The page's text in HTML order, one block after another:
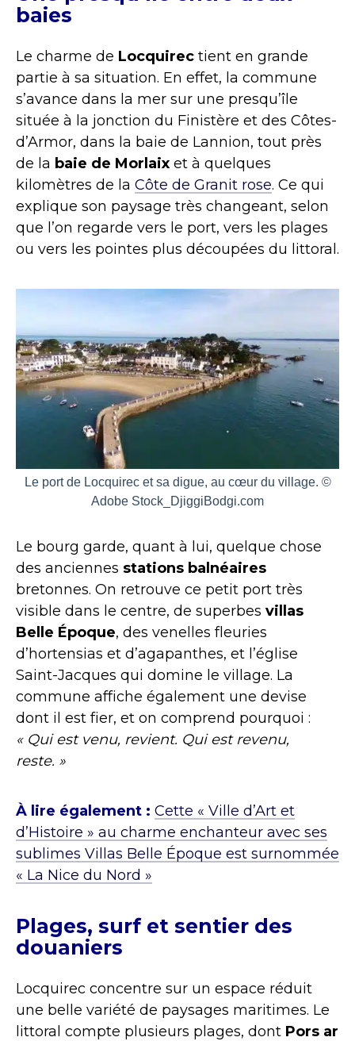
baies
Le charme de Locquirec tient en grande
partie à sa situation. En effet, la commune
s’avance dans la mer sur une presqu’île
située à la jonction du Finistère et des Côtes-
d’Armor, dans la baie de Lannion, tout près
de la baie de Morlaix et à quelques
kilomètres de la Côte de Granit rose. Ce qui
explique son paysage très changeant, selon
que l’on regarde vers le port, vers les plages
ou vers les pointes plus découpées du littoral.
Le port de Locquirec et sa digue, au cœur du village. ©
Adobe Stock_DjiggiBodgi.com
Le bourg garde, quant à lui, quelque chose
des anciennes stations balnéaires
bretonnes. On retrouve ce petit port très
visible dans le centre, de superbes villas
Belle Époque, des venelles fleuries
d’hortensias et d’agapanthes, et l’église
Saint-Jacques qui domine le village. La
commune affiche également une devise
dont il est fier, et on comprend pourquoi :
« Qui est venu, revient. Qui est revenu,
reste. »
À lire également : Cette « Ville d’Art et
d’Histoire » au charme enchanteur avec ses
sublimes Villas Belle Époque est surnommée
« La Nice du Nord »
Plages, surf et sentier des
douaniers
Locquirec concentre sur un espace réduit
une belle variété de paysages maritimes. Le
littoral compte plusieurs plages, dont Pors ar